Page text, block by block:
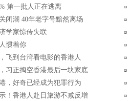
第一批人正在逃离
闭潮 40年老字号黯然离场
学家惊传失联
惯着你
飞到台湾看电影的香港人
习正掏空香港最后一块家底
，好奇已经成为犯罪行为
！香港人赴日旅游不减反增